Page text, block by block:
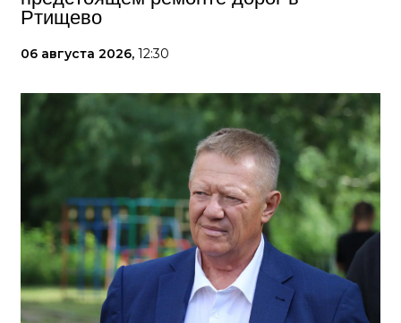
Ртищево
06 августа 2026, 12:30